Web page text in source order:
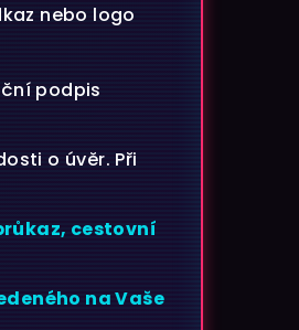
nebo logo
podpis
o úvěr. Při
cestovní
na Vaše